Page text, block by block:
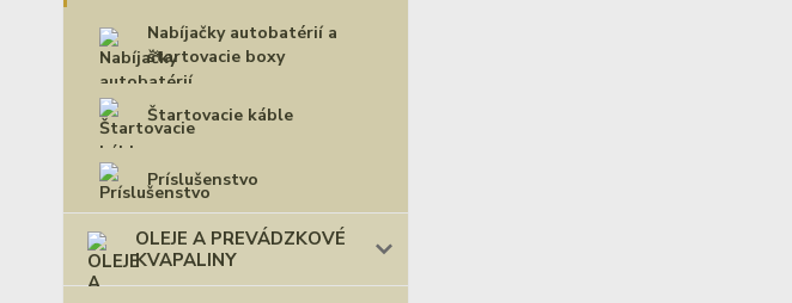
Nabíjačky autobatérií a
štartovacie boxy
Štartovacie káble
Príslušenstvo
OLEJE A PREVÁDZKOVÉ
KVAPALINY